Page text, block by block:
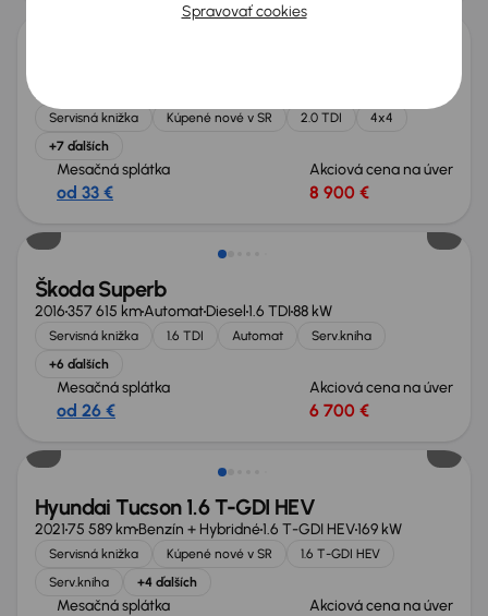
2015
Servisná knižka Kúpené nové v SR 2.0 TDI
4x4
+7 ďalších
Mesačná splátka
od 33 €
Akciová cena na úver
8 900 €
Zlacnené o 1 000 €
Škoda Superb
2016357 615 kmAutomatDiesel1.6 TDI88 kW
Servisná knižka 1.6 TDI Automat
Serv.kniha
+6 ďalších
Mesačná splátka
od 26 €
Akciová cena na úver
6 700 €
Zlacnené o 1 000 €
Hyundai Tucson 1.6 T-GDI HEV
202175 589 kmBenzín + Hybridné1.6 T-GDI HEV169 kW
Servisná knižka Kúpené nové v SR
1.6 T-GDI HEV
Serv.kniha
+4 ďalších
Mesačná splátka Akciová cena na úver
Spravovať cookies